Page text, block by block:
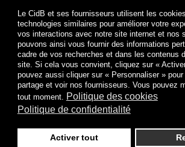
Le CidB et ses fournisseurs utilisent les
technologies similaires pour améliorer votre
vos interactions avec notre site internet et nos
pouvons ainsi vous fournir des informations
cadre de vos recherches et dans les contenus
site. Si cela vous convient, cliquez sur «
pouvez aussi cliquer sur « Personnaliser »
partage et voir nos fournisseurs. Vous pouvez
tout moment. Politique des cookies
Politique de confidentialité
Activer tout
J’ai lu et j’accepte lesTermes et
Politique de confidentialité
Je m'abonne